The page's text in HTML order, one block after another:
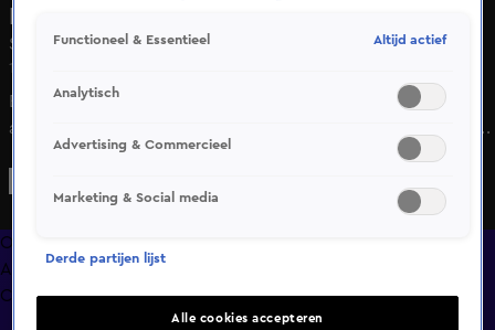
Seizoen 1, aflevering 14
18 sep 2020, 18:30
Elke dag peilt, ondervraagt en bediscussieren we de
actualiteit van de dag. Actuele stellingen, dagelijks gepeild
door onderzoeksbureau Motivaction, vormen de basis. De
krachtige persoonlijkheden. Maar we geven vooral het
woord aan mensen uit de praktijk; de Nederlandse
werkvloer.
Overzicht
Afleveringen
Clips
Functioneel & Essentieel Altijd actief
Analytisch
Advertising & Commercieel
Marketing & Social media
Derde partijen lijst
Alle cookies accepteren